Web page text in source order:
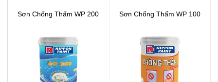
Sơn Chống Thấm WP 200 Sơn Chống Thấm WP 100